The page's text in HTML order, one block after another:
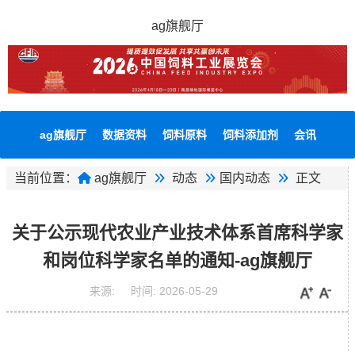
ag旗舰厅
ag旗舰厅 数据资料 饲料原料 饲料添加剂 会讯
当前位置： ag旗舰厅 动态 国内动态 正文
关于公示现代农业产业技术体系首席科学家
和岗位科学家名单的通知-ag旗舰厅
来源: 时间: 2026-05-29